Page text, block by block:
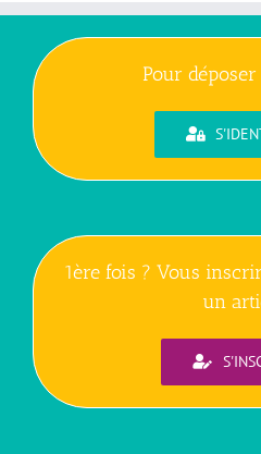
Pour
1ère fois ? Vous
un